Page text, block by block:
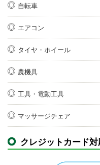
自転車
エアコン
タイヤ・ホイール
農機具
工具・電動工具
マッサージチェア
クレジットカード対